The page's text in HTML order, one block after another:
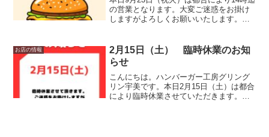
の営業となります。大変ご迷惑をお掛け
しますがよろしくお願いいたします。最
ぱいの一日になりますように😊いってら
っしゃい。
お店の情報
2月15日（土） 臨時休業のお知
らせ
こんにちは。ハンバーガー工房グリング
リン宇美です。本日2月15日（土）は都合
により臨時休業させていただきます。大